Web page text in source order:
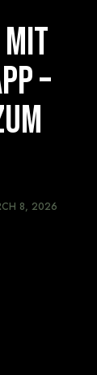
–
8, 2026